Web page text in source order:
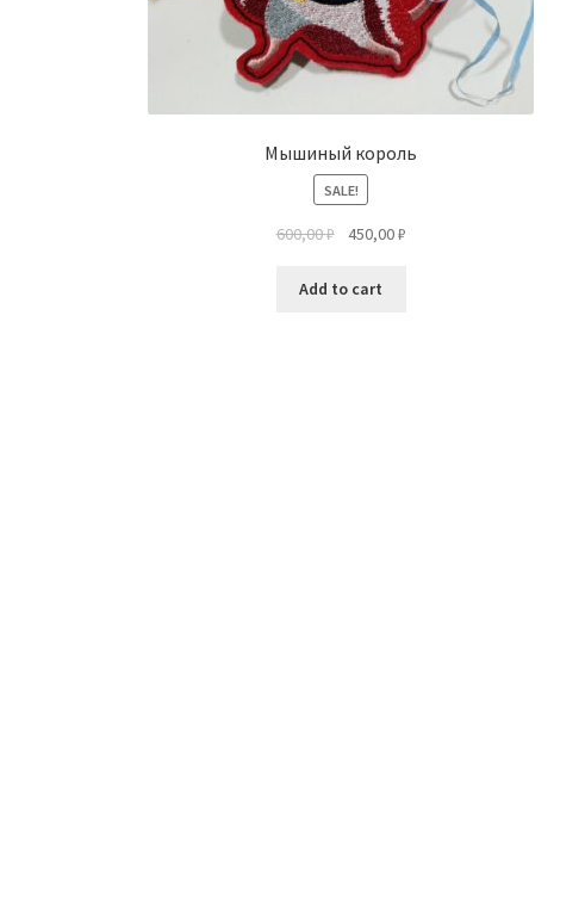
Мышиный король
SALE!
600,00₽ 450,00₽
Add to cart